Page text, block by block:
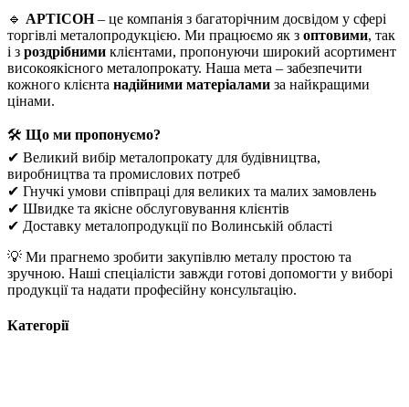
🔹 АРТІСОН– це компанія з багаторічним досвідом у сфері
торгівлі металопродукцією. Ми працюємо як з оптовими, так
і з роздрібними клієнтами, пропонуючи широкий асортимент
високоякісного металопрокату. Наша мета – забезпечити
кожного клієнта надійними матеріалами за найкращими
цінами.
🛠 Що ми пропонуємо?
✔ Великий вибір металопрокату для будівництва,
виробництва та промислових потреб
✔ Гнучкі умови співпраці для великих та малих замовлень
✔ Швидке та якісне обслуговування клієнтів
✔ Доставку металопродукції по Волинській області
💡 Ми прагнемо зробити закупівлю металу простою та
зручною. Наші спеціалісти завжди готові допомогти у виборі
продукції та надати професійну консультацію.
Категорії